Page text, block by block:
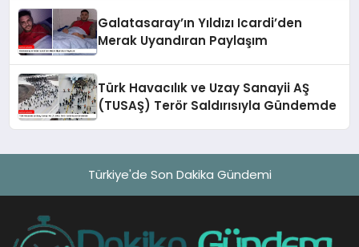
Galatasaray’ın Yıldızı Icardi’den
Merak Uyandıran Paylaşım
Türk Havacılık ve Uzay Sanayii AŞ
(TUSAŞ) Terör Saldırısıyla Gündemde
Türkiye'de Son Dakika Gündemi